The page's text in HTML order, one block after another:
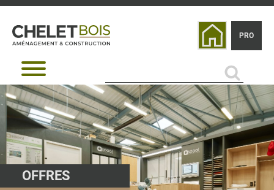
PRO
OFFRES